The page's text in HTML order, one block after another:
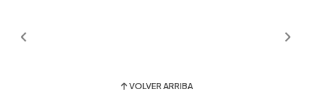
VOLVER ARRIBA